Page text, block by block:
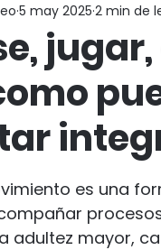
Dimensión
y Eventos
Al agua
Comunidad
5 may 2025 2 min de
5 estrellas.
es una
adultez mayor,